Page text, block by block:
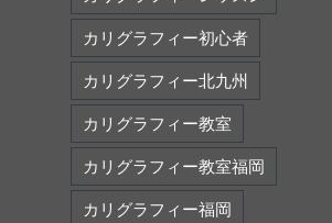
カリグラフィー初心者
カリグラフィー北九州
カリグラフィー教室
カリグラフィー教室福岡
カリグラフィー福岡